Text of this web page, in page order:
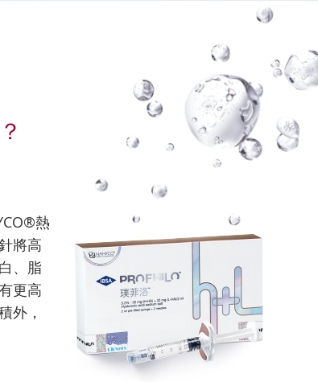
熱
將高
、脂
更高
外，